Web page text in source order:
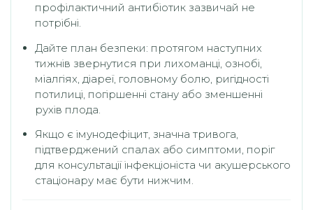
профілактичний антибіотик зазвичай не
потрібні.
Дайте план безпеки: протягом наступних
тижнів звернутися при лихоманці, ознобі,
міалгіях, діареї, головному болю, ригідності
потилиці, погіршенні стану або зменшенні
рухів плода.
Якщо є імунодефіцит, значна тривога,
підтверджений спалах або симптоми, поріг
для консультації інфекціоніста чи акушерського
стаціонару має бути нижчим.